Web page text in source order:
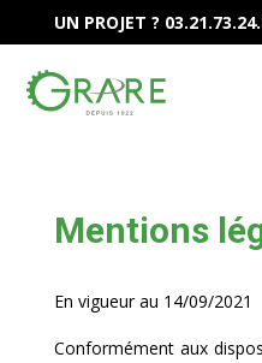
UN PROJET ?
Mentions
En vigueur au 14/09/2021
Conformément aux